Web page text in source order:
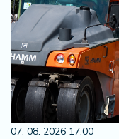
07. 08. 2026 17:00